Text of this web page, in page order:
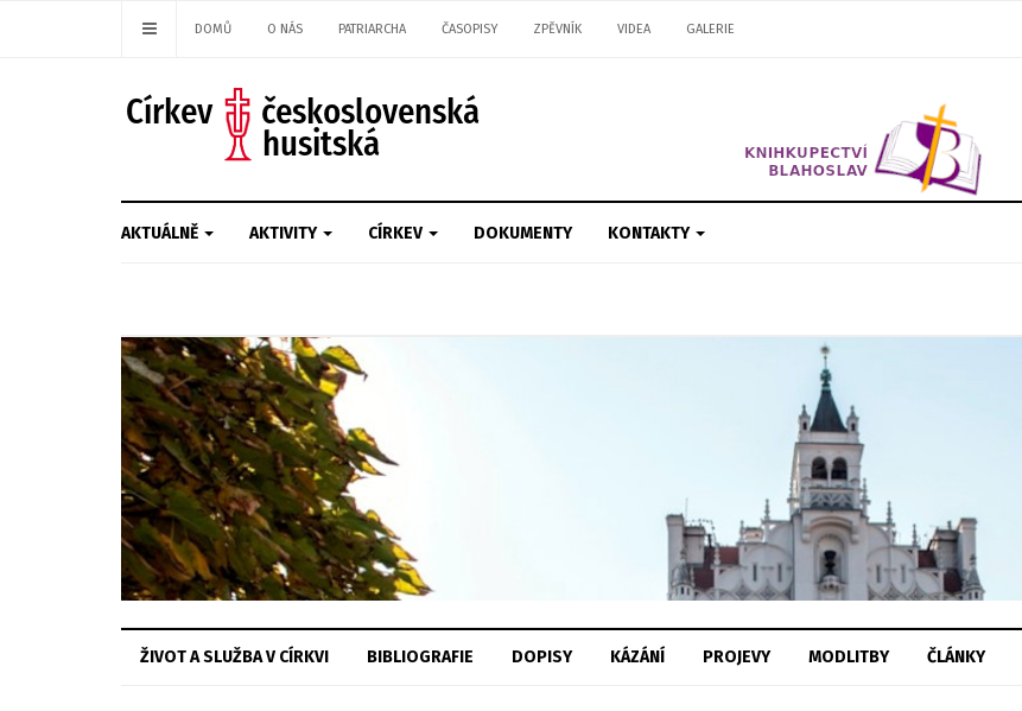
DOMŮ O NÁS PATRIARCHA ČASOPISY ZPĚVNÍK VIDEA GALERIE
AKTUÁLNĚ AKTIVITY CÍRKEV DOKUMENTY KONTAKTY
ŽIVOT A SLUŽBA V CÍRKVI BIBLIOGRAFIE DOPISY KÁZÁNÍ PROJEVY MODLITBY ČLÁNKY